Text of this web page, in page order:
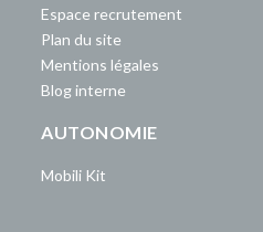
Espace recrutement
Plan du site
Mentions légales
Blog interne
AUTONOMIE
Mobili Kit